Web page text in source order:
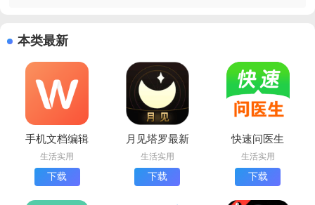
本类最新
手机文档编辑
app下载安装
手机版
生活实用
下载
月见塔罗最新
版下载
生活实用
下载
快速问医生
app最新版
生活实用
下载